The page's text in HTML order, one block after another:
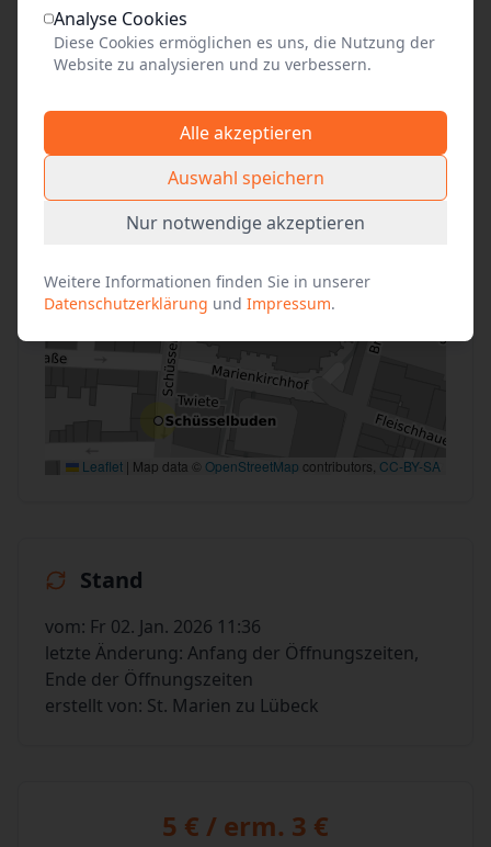
Strafgefangenen, Geflüchtete mit
Begleitpersonen
Anfahrt
Leaflet | Map data © OpenStreetMap contributors, CC-BY-SA
Stand
vom: Fr 02. Jan. 2026 11:36
letzte Änderung: Anfang der Öffnungszeiten,
Ende der Öffnungszeiten
erstellt von: St. Marien zu Lübeck
5 € / erm. 3 €
Analyse Cookies
Diese Cookies ermöglichen es uns, die Nutzung der
Website zu analysieren und zu verbessern.
Alle akzeptieren
Auswahl speichern
Nur notwendige akzeptieren
Weitere Informationen finden Sie in unserer
Datenschutzerklärung und Impressum.